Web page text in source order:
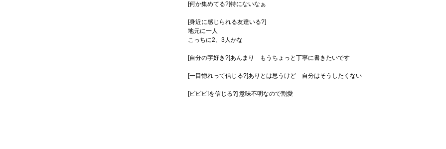
[何か集めてる?]特にないなぁ
[身近に感じられる友達いる?]
地元に一人
こっちに2、3人かな
[自分の字好き?]あんまり もうちょっと丁寧に書きたいです
[一目惚れって信じる?]ありとは思うけど 自分はそうしたくない
[ビビビ!を信じる?] 意味不明なので割愛